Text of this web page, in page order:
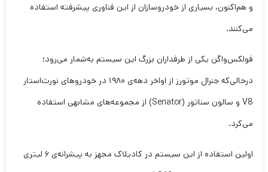
و هم‌اکنون، بسیاری از خودروسازان از این فناوری پیشرفته استفاده
می‌کنند.
فولکس‌واگن یکی از طرفداران بزرگ این سیستم به‌شمار می‌رود؛
درحالی‌که جنرال موتورز از اواخر دهه‌ی ۱۹۸۰ در خودروهای نورث‌استار
V8 و سالون سناتور (Senator) از مجموعه‌های مشابهی استفاده
می‌کرد.
اولین استفاده از این سیستم در کادیلاک مجهز به پیشرانه‌ی ۶ لیتری